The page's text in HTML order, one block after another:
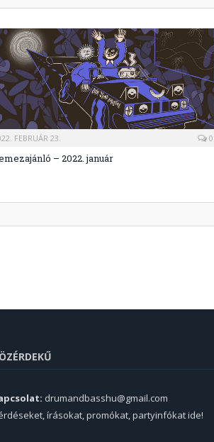
FEBRUÁR 23. 0
– 2022. január
drumandbasshu@gmail.com
írásokat, promókat, partyinfókat ide!